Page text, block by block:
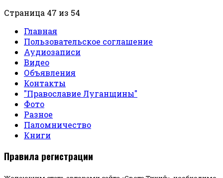
Страница 47 из 54
Главная
Пользовательское соглашение
Аудиозаписи
Видео
Объявления
Контакты
"Православие Луганщины"
Фото
Разное
Паломничество
Книги
Правила регистрации